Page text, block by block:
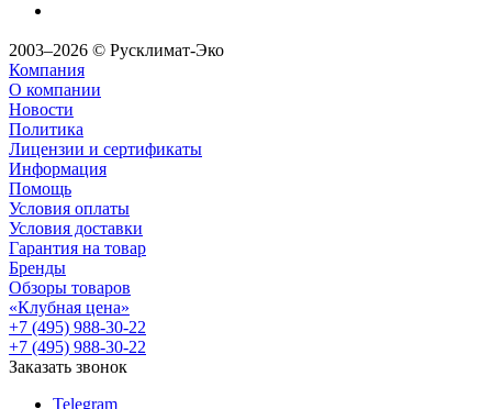
2003–2026 © Русклимат-Эко
Компания
О компании
Новости
Политика
Лицензии и сертификаты
Информация
Помощь
Условия оплаты
Условия доставки
Гарантия на товар
Бренды
Обзоры товаров
«Клубная цена»
+7 (495) 988-30-22
+7 (495) 988-30-22
Заказать звонок
Telegram